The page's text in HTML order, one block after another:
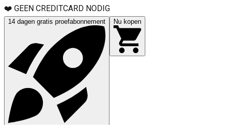
❤️ GEEN CREDITCARD NODIG
14 dagen gratis proefabonnement Nu kopen